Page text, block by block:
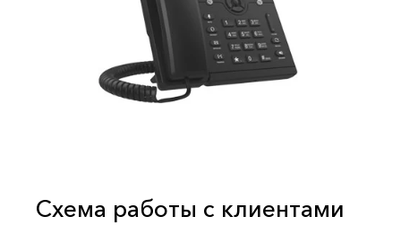
Схема работы с клиентами